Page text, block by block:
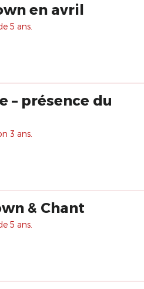
en avril
5 ans.
– présence du
3 ans.
& Chant
5 ans.